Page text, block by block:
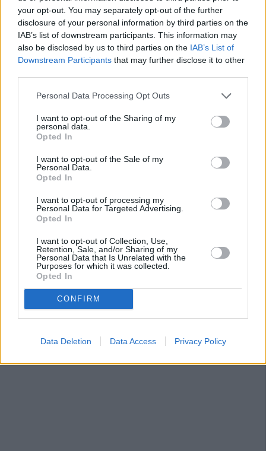
your opt-out. You may separately opt-out of the further
disclosure of your personal information by third parties on the
IAB’s list of downstream participants. This information may
also be disclosed by us to third parties on the IAB’s List of
Downstream Participants that may further disclose it to other
Personal Data Processing Opt Outs
I want to opt-out of the Sharing of my
personal data.
Opted In
I want to opt-out of the Sale of my
Personal Data.
Opted In
I want to opt-out of processing my
Personal Data for Targeted Advertising.
Opted In
I want to opt-out of Collection, Use,
Retention, Sale, and/or Sharing of my
Personal Data that Is Unrelated with the
Purposes for which it was collected.
Opted In
CONFIRM
Data Deletion Data Access Privacy Policy
que se eleve ninguna protesta ante el fallecimiento de un
familiar”, lamenta. Su intención es la de alcanzar un techo
de rúbricas, durante la próxima semana, que ronde las mil.
Recriminan desde Facua Jaén la forma en que los
nota en el tablón de anuncios”, aclaran.